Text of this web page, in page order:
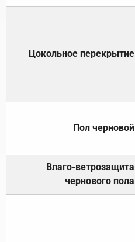
Цокольное перекрытие
Пол черновой
Влаго-ветрозащита
чернового пола